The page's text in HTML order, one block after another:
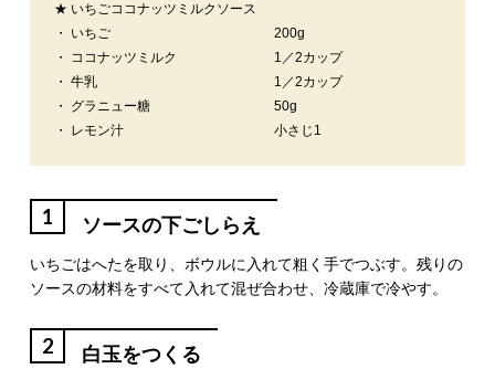
★ いちごココナッツミルクソース
・ いちご
200g
・ ココナッツミルク
1／2カップ
・ 牛乳
1／2カップ
・ グラニュー糖
50g
・ レモン汁
小さじ1
1 ソースの下ごしらえ
いちごはへたを取り、ボウルに入れて粗く手でつぶす。残りの
ソースの材料をすべて入れて混ぜ合わせ、冷蔵庫で冷やす。
2 白玉をつくる